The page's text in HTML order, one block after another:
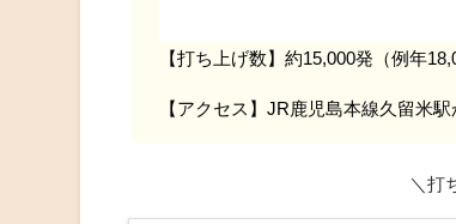
【打ち上げ数】約15,000発（例年
【アクセス】JR鹿児島本線久留米
＼打